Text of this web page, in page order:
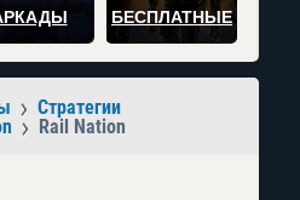
БЕСПЛАТНЫЕ
Стратегии
Rail Nation